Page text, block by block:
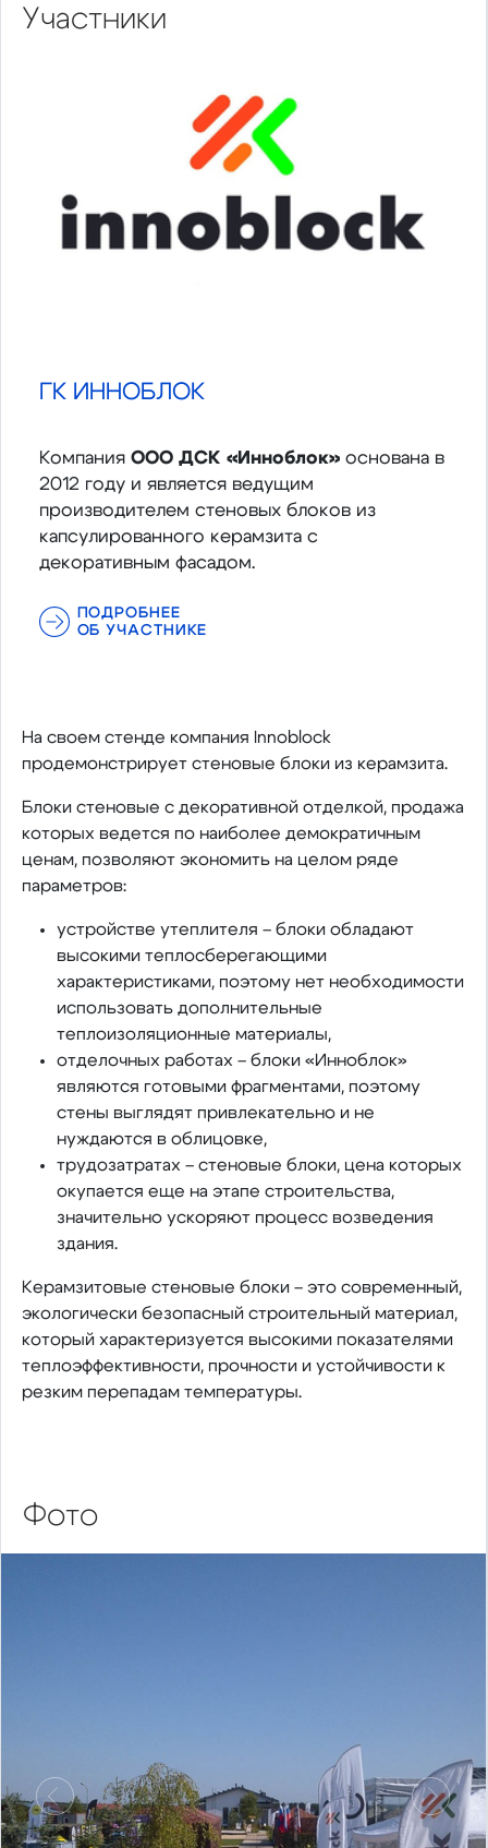
Участники
ГК ИННОБЛОК
Компания ООО ДСК «Инноблок»основана в
2012 году и является ведущим
производителем стеновых блоков из
капсулированного керамзита с
декоративным фасадом.
ПОДРОБНЕЕ
ОБ УЧАСТНИКЕ
На своем стенде компания Innoblock
продемонстрирует стеновые блоки из керамзита.
Блоки стеновые с декоративной отделкой, продажа
которых ведется по наиболее демократичным
ценам, позволяют экономить на целом ряде
параметров:
устройстве утеплителя – блоки обладают
высокими теплосберегающими
характеристиками, поэтому нет необходимости
использовать дополнительные
теплоизоляционные материалы,
отделочных работах – блоки «Инноблок»
являются готовыми фрагментами, поэтому
стены выглядят привлекательно и не
нуждаются в облицовке,
трудозатратах – стеновые блоки, цена которых
окупается еще на этапе строительства,
значительно ускоряют процесс возведения
здания.
Керамзитовые стеновые блоки – это современный,
экологически безопасный строительный материал,
который характеризуется высокими показателями
теплоэффективности, прочности и устойчивости к
резким перепадам температуры.
Фото
Предыдущий